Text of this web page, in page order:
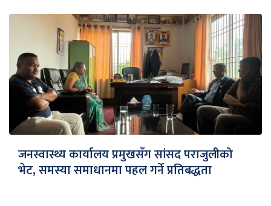
जनस्वास्थ्य कार्यालय प्रमुखसँग सांसद पराजुलीको
भेट, समस्या समाधानमा पहल गर्ने प्रतिबद्धता